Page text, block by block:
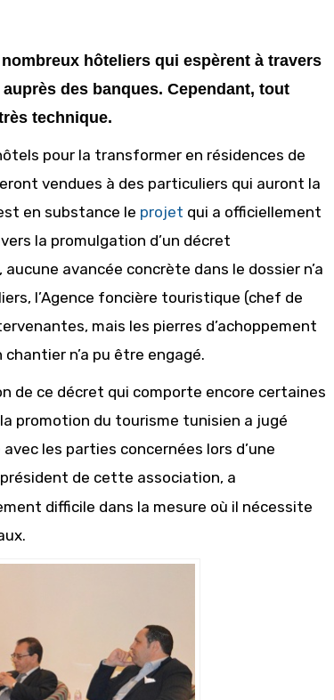
hôteliers qui espèrent à travers
des banques. Cependant, tout
technique.
pour la transformer en résidences de
vendues à des particuliers qui auront la
en substance le projet qui a officiellement
la promulgation d’un décret
avancée concrète dans le dossier n’a
l’Agence foncière touristique (chef de
mais les pierres d’achoppement
n’a pu être engagé.
de ce décret qui comporte encore certaines
promotion du tourisme tunisien a jugé
les parties concernées lors d’une
de cette association, a
difficile dans la mesure où il nécessite